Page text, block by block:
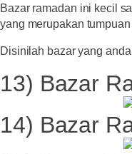
Bazar ramadan ini kecil
yang merupakan
Disinilah bazar yang
13) Bazar
14) Bazar